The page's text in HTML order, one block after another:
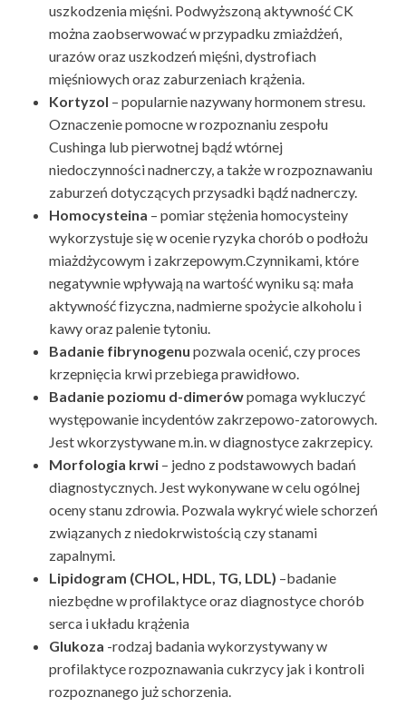
uszkodzenia mięśni. Podwyższoną aktywność CK
można zaobserwować w przypadku zmiażdżeń,
urazów oraz uszkodzeń mięśni, dystrofiach
mięśniowych oraz zaburzeniach krążenia.
Kortyzol – popularnie nazywany hormonem stresu.
Oznaczenie pomocne w rozpoznaniu zespołu
Cushinga lub pierwotnej bądź wtórnej
niedoczynności nadnerczy, a także w rozpoznawaniu
zaburzeń dotyczących przysadki bądź nadnerczy.
Homocysteina – pomiar stężenia homocysteiny
wykorzystuje się w ocenie ryzyka chorób o podłożu
miażdżycowym i zakrzepowym.Czynnikami, które
negatywnie wpływają na wartość wyniku są: mała
aktywność fizyczna, nadmierne spożycie alkoholu i
kawy oraz palenie tytoniu.
Badanie fibrynogenu pozwala ocenić, czy proces
krzepnięcia krwi przebiega prawidłowo.
Badanie poziomu d-dimerówpomaga wykluczyć
występowanie incydentów zakrzepowo-zatorowych.
Jest wkorzystywane m.in. w diagnostyce zakrzepicy.
Morfologia krwi – jedno z podstawowych badań
diagnostycznych. Jest wykonywane w celu ogólnej
oceny stanu zdrowia. Pozwala wykryć wiele schorzeń
związanych z niedokrwistością czy stanami
zapalnymi.
Lipidogram (CHOL, HDL, TG, LDL) –badanie
niezbędne w profilaktyce oraz diagnostyce chorób
serca i układu krążenia
Glukoza -rodzaj badania wykorzystywany w
profilaktyce rozpoznawania cukrzycy jak i kontroli
rozpoznanego już schorzenia.